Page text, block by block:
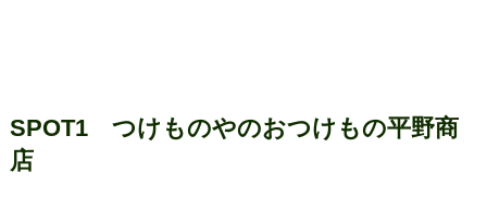
SPOT1 つけものやのおつけもの平野商
店